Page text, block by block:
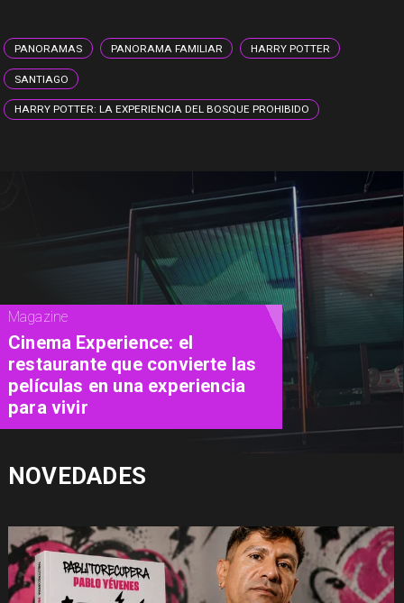
PANORAMAS PANORAMA FAMILIAR HARRY POTTER
SANTIAGO
HARRY POTTER: LA EXPERIENCIA DEL BOSQUE PROHIBIDO
Magazine
Concurso de Acuarela Hardy
Wistuba 2026 abre
convocatoria con premio de
USD 3.000
NOVEDADES